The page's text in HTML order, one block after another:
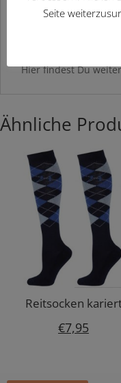
kleine Pünktchen
diese werden beim
Hier findest Du
Ähnliche
Reitsocken
€7,95
Seite